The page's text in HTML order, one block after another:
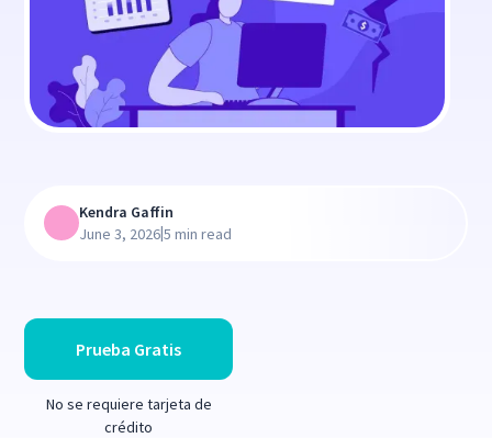
Prueba Gratis
No se requiere tarjeta de
crédito
Kendra Gaffin
June 3, 2026|5 min read